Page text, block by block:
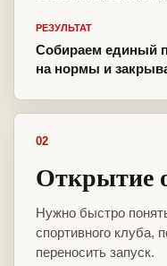
РЕЗУЛЬТАТ
Собираем единый
на нормы и
02
Открытие
Нужно быстро
спортивного клуба,
переносить запуск.